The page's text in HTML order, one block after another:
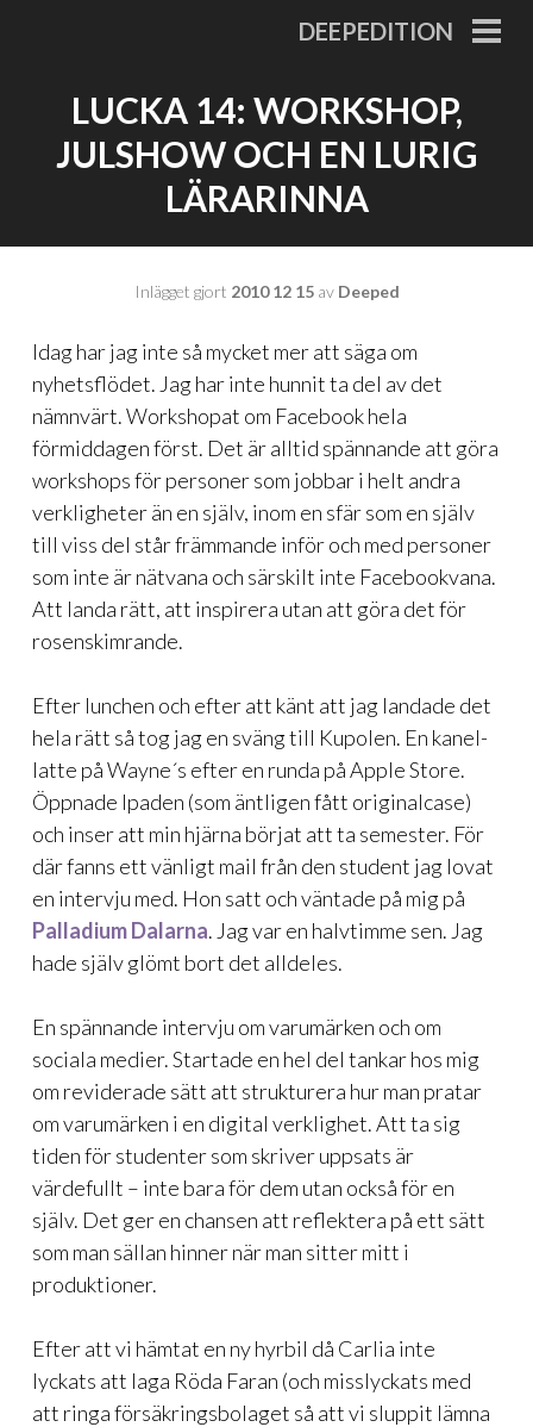
DEEPEDITION
LUCKA 14: WORKSHOP,
JULSHOW OCH EN LURIG
LÄRARINNA
Inlägget gjort 2010 12 15av Deeped
Idag har jag inte så mycket mer att säga om
nyhetsflödet. Jag har inte hunnit ta del av det
nämnvärt. Workshopat om Facebook hela
förmiddagen först. Det är alltid spännande att göra
workshops för personer som jobbar i helt andra
verkligheter än en själv, inom en sfär som en själv
till viss del står främmande inför och med personer
som inte är nätvana och särskilt inte Facebookvana.
Att landa rätt, att inspirera utan att göra det för
rosenskimrande.
Efter lunchen och efter att känt att jag landade det
hela rätt så tog jag en sväng till Kupolen. En kanel-
latte på Wayne´s efter en runda på Apple Store.
Öppnade Ipaden (som äntligen fått originalcase)
och inser att min hjärna börjat att ta semester. För
där fanns ett vänligt mail från den student jag lovat
en intervju med. Hon satt och väntade på mig på
Palladium Dalarna. Jag var en halvtimme sen. Jag
hade själv glömt bort det alldeles.
En spännande intervju om varumärken och om
sociala medier. Startade en hel del tankar hos mig
om reviderade sätt att strukturera hur man pratar
om varumärken i en digital verklighet. Att ta sig
tiden för studenter som skriver uppsats är
värdefullt – inte bara för dem utan också för en
själv. Det ger en chansen att reflektera på ett sätt
som man sällan hinner när man sitter mitt i
produktioner.
Efter att vi hämtat en ny hyrbil då Carlia inte
lyckats att laga Röda Faran (och misslyckats med
att ringa försäkringsbolaget så att vi sluppit lämna